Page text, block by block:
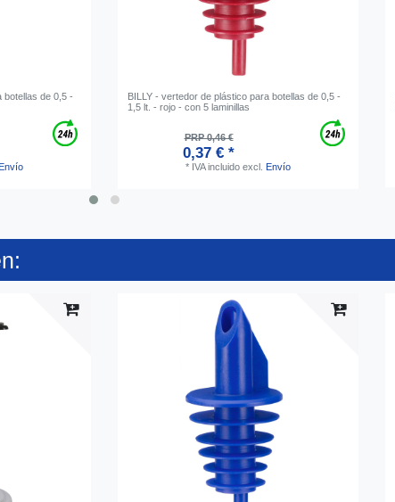
botellas de 0,5 -
Envío
BILLY - vertedor de plástico para botellas de 0,5 -
1,5 lt. - rojo - con 5 laminillas
PRP 0,46 €
0,37 € *
* IVA incluido excl. Envío